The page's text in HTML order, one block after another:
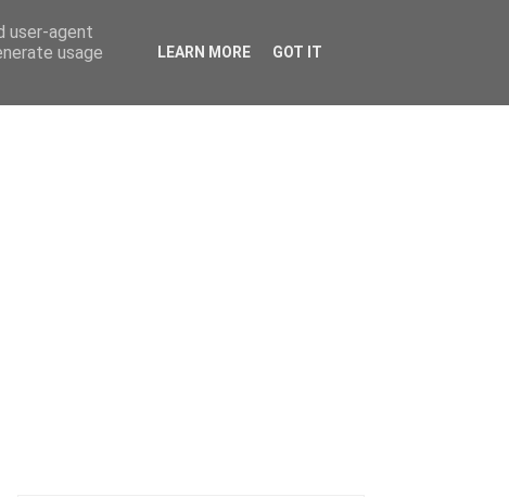
user-agent
usage
LEARN MORE GOT IT